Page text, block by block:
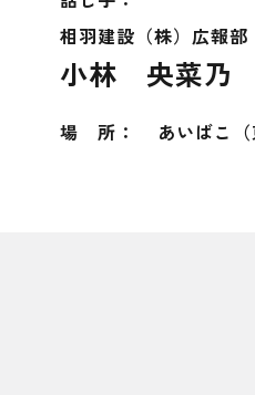
相羽建設（株）広報部
小林 央菜乃
場 所： あいばこ（